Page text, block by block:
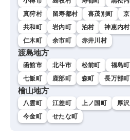
真狩村
留寿都村 喜茂別町
共和町
岩内町 泊村 神恵内村
仁木町
余市町 赤井川村
渡島地方
函館市 北斗市 松前町 福島町
七飯町
鹿部町 森町 長万部町
檜山地方
八雲町 江差町 上ノ国町 厚
今金町
せたな町